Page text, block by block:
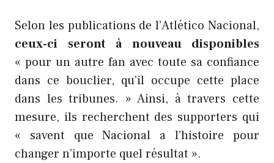
Selon les publications de l’Atlético Nacional,
ceux-ci seront à nouveau disponibles
« pour un autre fan avec toute sa confiance
dans ce bouclier, qu’il occupe cette place
dans les tribunes. » Ainsi, à travers cette
mesure, ils recherchent des supporters qui
« savent que Nacional a l’histoire pour
changer n’importe quel résultat ».